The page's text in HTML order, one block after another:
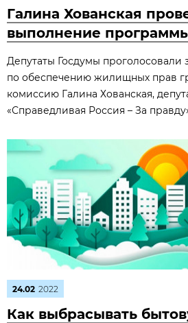
Галина Хованская
выполнение
Депутаты Госдумы проголосовали
по обеспечению жилищных прав
комиссию Галина Хованская,
«Справедливая Россия – За
24.02 2022
Как выбрасывать